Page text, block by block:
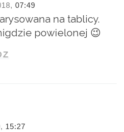
07:49
na tablicy.
powielonej 😉
15:27